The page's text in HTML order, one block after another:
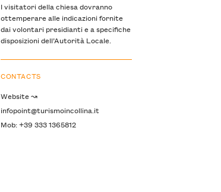
I visitatori della chiesa dovranno
ottemperare alle indicazioni fornite
dai volontari presidianti e a specifiche
disposizioni dell’Autorità Locale.
CONTACTS
Website ↝
infopoint@turismoincollina.it
Mob: +39 333 1365812